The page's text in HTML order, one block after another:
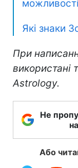
можливості
Які знаки
При
використані
Astrology.
Не
Або